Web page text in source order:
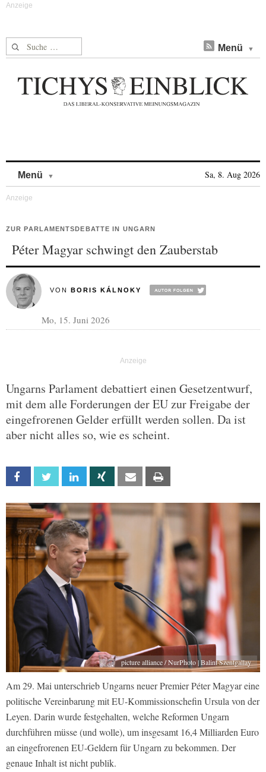
Suche nach: Menü
Menü Sa, 8. Aug 2026
ZUR PARLAMENTSDEBATTE IN UNGARN
Péter Magyar schwingt den Zauberstab
VON BORIS KÁLNOKY
Mo, 15. Juni 2026
Ungarns Parlament debattiert einen Gesetzentwurf,
mit dem alle Forderungen der EU zur Freigabe der
eingefrorenen Gelder erfüllt werden sollen. Da ist
aber nicht alles so, wie es scheint.
Facebook Twitter Linkedin Xing Email
picture alliance / NurPhoto | Balint Szentgallay
Am 29. Mai unterschrieb Ungarns neuer Premier Péter Magyar eine
politische Vereinbarung mit EU-Kommissionschefin Ursula von der
Leyen. Darin wurde festgehalten, welche Reformen Ungarn
durchführen müsse (und wolle), um insgesamt 16,4 Milliarden Euro
an eingefrorenen EU-Geldern für Ungarn zu bekommen. Der
genaue Inhalt ist nicht publik.